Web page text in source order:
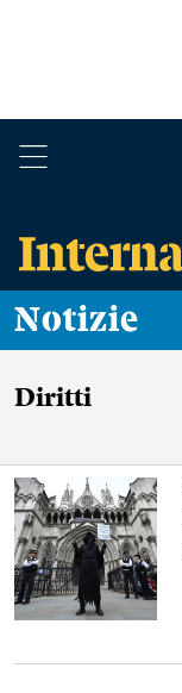
Notizie
Diritti